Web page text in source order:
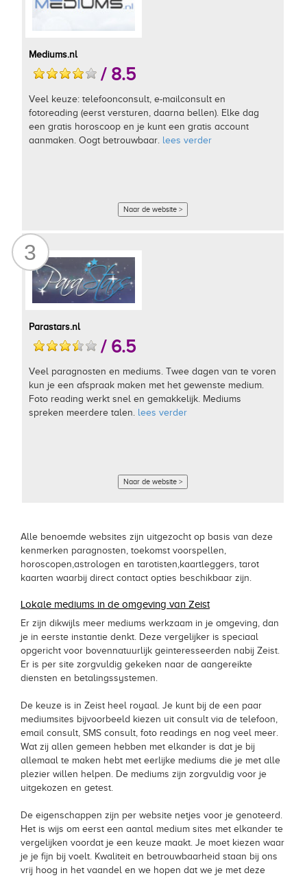
Mediums.nl
/ 8.5
Veel keuze: telefoonconsult, e-mailconsult en
fotoreading (eerst versturen, daarna bellen). Elke dag
een gratis horoscoop en je kunt een gratis account
aanmaken. Oogt betrouwbaar. lees verder
Naar de website >
3
Parastars.nl
/ 6.5
Veel paragnosten en mediums. Twee dagen van te voren
kun je een afspraak maken met het gewenste medium.
Foto reading werkt snel en gemakkelijk. Mediums
spreken meerdere talen. lees verder
Naar de website >
Alle benoemde websites zijn uitgezocht op basis van deze
kenmerken paragnosten, toekomst voorspellen,
horoscopen,astrologen en tarotisten,kaartleggers, tarot
kaarten waarbij direct contact opties beschikbaar zijn.
Lokale mediums in de omgeving van Zeist
Er zijn dikwijls meer mediums werkzaam in je omgeving, dan
je in eerste instantie denkt. Deze vergelijker is speciaal
opgericht voor bovennatuurlijk geinteresseerden nabij Zeist.
Er is per site zorgvuldig gekeken naar de aangereikte
diensten en betalingssystemen.
De keuze is in Zeist heel royaal. Je kunt bij de een paar
mediumsites bijvoorbeeld kiezen uit consult via de telefoon,
email consult, SMS consult, foto readings en nog veel meer.
Wat zij allen gemeen hebben met elkander is dat je bij
allemaal te maken hebt met eerlijke mediums die je met alle
plezier willen helpen. De mediums zijn zorgvuldig voor je
uitgekozen en getest.
De eigenschappen zijn per website netjes voor je genoteerd.
Het is wijs om eerst een aantal medium sites met elkander te
vergelijken voordat je een keuze maakt. Je moet kiezen waar
je je fijn bij voelt. Kwaliteit en betrouwbaarheid staan bij ons
vrij hoog in het vaandel en we hopen dat we je met deze